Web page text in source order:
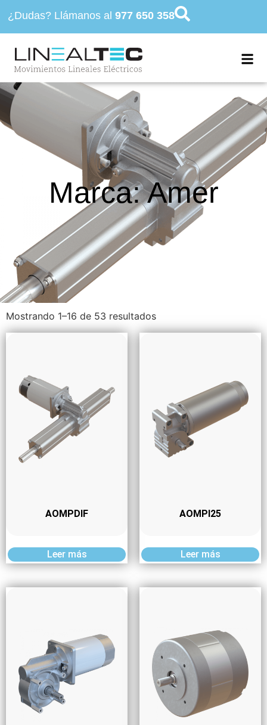
¿Dudas? Llámanos al 977 650 358
Marca: Amer
Mostrando 1–16 de 53 resultados
AOMPDIF
Leer más
AOMPI25
Leer más